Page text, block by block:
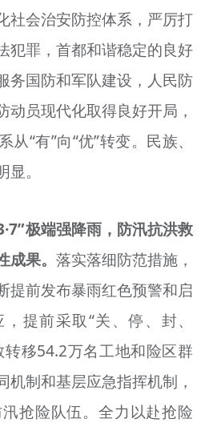
社会治安防控体系，严厉打
犯罪，首都和谐稳定的良好
务国防和军队建设，人民防
动员现代化取得良好开局，
“有”向“优”转变。民族、
。
极端强降雨，防汛抗洪救
成果。落实落细防范措施，
提前发布暴雨红色预警和启
提前采取“关、停、封、
移54.2万名工地和险区群
机制和基层应急指挥机制，
抢险队伍。全力以赴抢险